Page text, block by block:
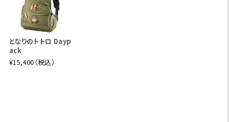
となりのトトロ Dayp
ack
¥15,400（税込）